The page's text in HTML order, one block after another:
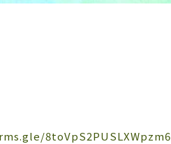
8toVpS2PUSLXWpzm6